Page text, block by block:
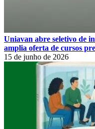
Uniavan abre seletivo de
amplia oferta de cursos
15 de junho de 2026